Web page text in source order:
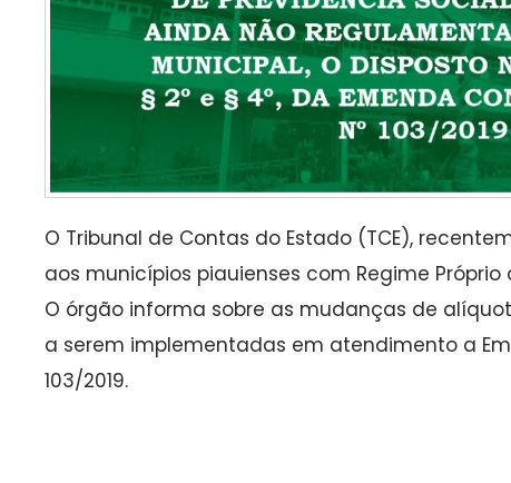
O Tribunal de Contas do Estado (TCE),
aos municípios piauienses com Regime Próprio
O órgão informa sobre as mudanças de
a serem implementadas em atendimento a
103/2019.